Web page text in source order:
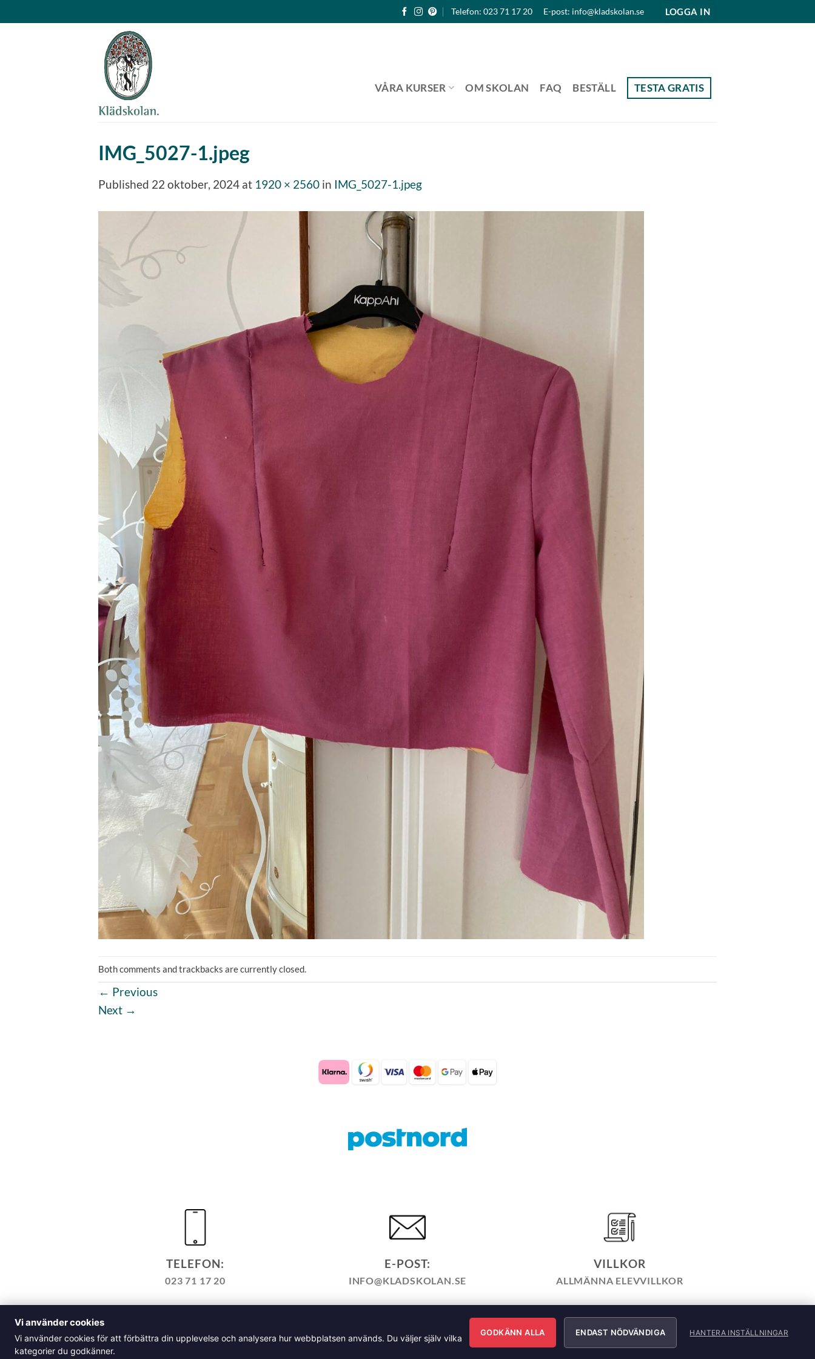
to
Telefon: 023 71 17 20 E-post: info@kladskolan.se LOGGA IN
VÅRA KURSER OM SKOLAN FAQ BESTÄLL TESTA GRATIS
IMG_5027-1.jpeg
Published 22 oktober, 2024 at 1920 × 2560 in IMG_5027-1.jpeg
Both comments and trackbacks are currently closed.
← Previous
Next →
TELEFON:
023 71 17 20
E-POST:
INFO@KLADSKOLAN.SE
VILLKOR
ALLMÄNNA ELEVVILLKOR
HEMSIDEPOLICY COOKIEPOLICY
ALLMÄNNA FRÅGOR OM VÅRA KURSER I SÖMNAD OCH TILLSKÄRNING
Klädskolan Sverige AB, Åsgatan 35, 791 71 Falun Copyright 2026 © Klädskolan Sverige AB. All Rights Reserved
Vi använder cookies
Vi använder cookies för att förbättra din upplevelse och analysera hur webbplatsen används. Du väljer själv vilka
kategorier du godkänner.
GODKÄNN ALLA ENDAST NÖDVÄNDIGA HANTERA INSTÄLLNINGAR